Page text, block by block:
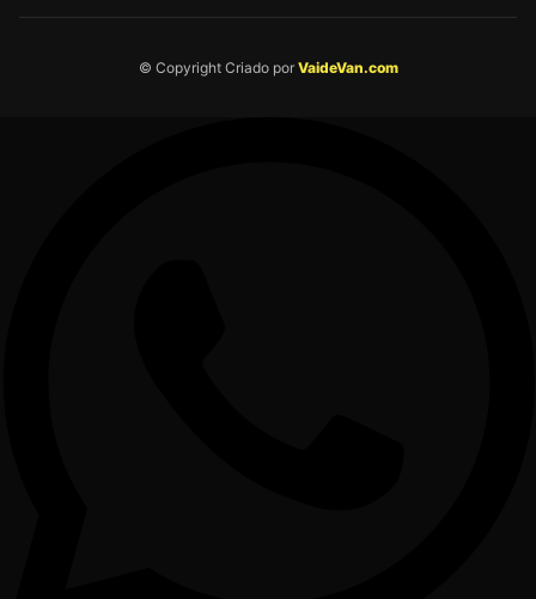
© Copyright Criado por VaideVan.com